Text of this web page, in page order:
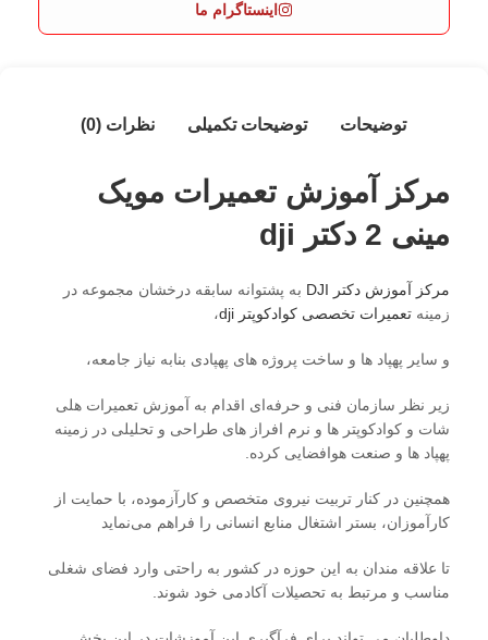
اینستاگرام ما
توضیحات توضیحات تکمیلی نظرات (0)
مرکز آموزش تعمیرات مویک
مینی 2 دکتر dji
مرکز آموزش دکتر DJI
به پشتوانه سابقه درخشان مجموعه در
زمینهتعمیرات تخصصی کوادکوپتر dji ،
و سایر پهپاد ها و ساخت پروژه های پهپادی بنابه نیاز جامعه،
زیر نظر سازمان فنی و حرفه‌ای اقدام به آموزش تعمیرات هلی
شات و کوادکوپتر ها و نرم افراز های طراحی و تحلیلی در زمینه
پهپاد ها و صنعت هوافضایی کرده.
همچنین در کنار تربیت نیروی متخصص و کارآزموده، با حمایت از
کارآموزان، بستر اشتغال منابع انسانی را فراهم می‌نماید
تا علاقه مندان به این حوزه در کشور به راحتی وارد فضای شغلی
مناسب و مرتبط به تحصیلات آکادمی خود شوند.